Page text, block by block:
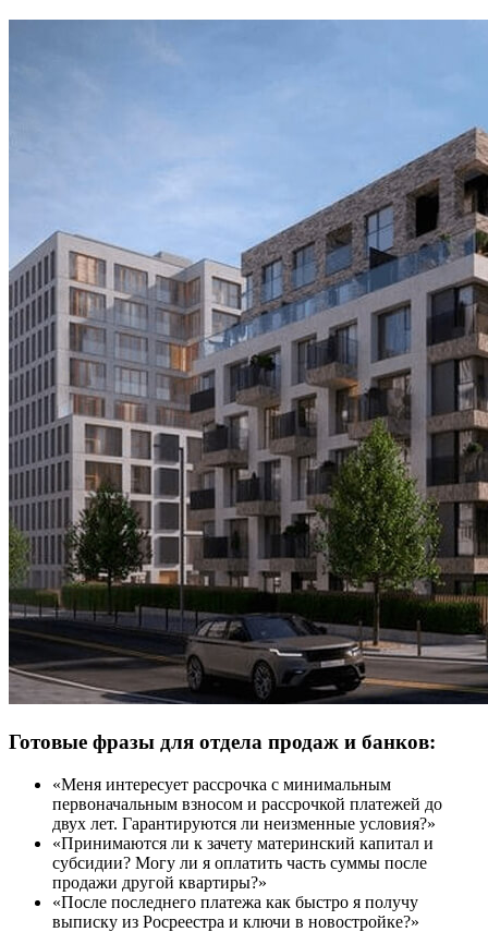
Готовые фразы для отдела продаж и банков:
«Меня интересует рассрочка с минимальным
первоначальным взносом и рассрочкой платежей до
двух лет. Гарантируются ли неизменные условия?»
«Принимаются ли к зачету материнский капитал и
субсидии? Могу ли я оплатить часть суммы после
продажи другой квартиры?»
«После последнего платежа как быстро я получу
выписку из Росреестра и ключи в новостройке?»